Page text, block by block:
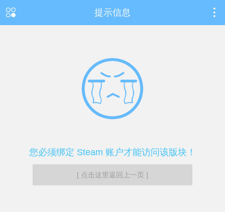
提示信息
您必须绑定 Steam 账户才能访问该版块！
[ 点击这里返回上一页 ]